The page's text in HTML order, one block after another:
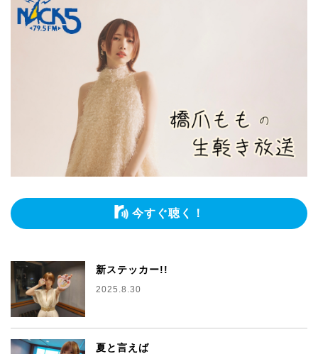
今すぐ聴く！
新ステッカー!!
2025.8.30
夏と言えば